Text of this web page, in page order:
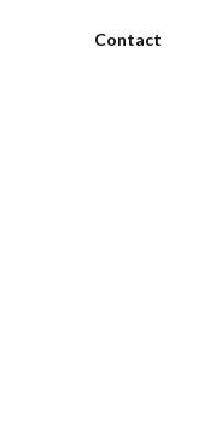
Contact